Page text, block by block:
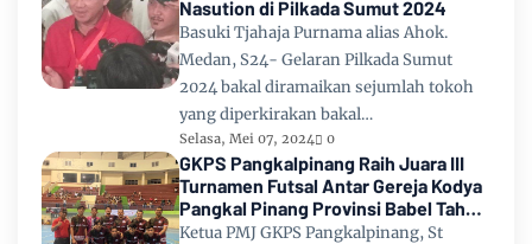
Nasution di Pilkada Sumut 2024
Basuki Tjahaja Purnama alias Ahok.
Medan, S24- Gelaran Pilkada Sumut
2024 bakal diramaikan sejumlah tokoh
yang diperkirakan bakal…
Selasa, Mei 07, 2024 0
GKPS Pangkalpinang Raih Juara III
Turnamen Futsal Antar Gereja Kodya
Pangkal Pinang Provinsi Babel Tahun
2024
Ketua PMJ GKPS Pangkalpinang, St